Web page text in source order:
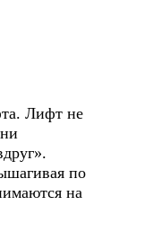
Лифт не
по
на